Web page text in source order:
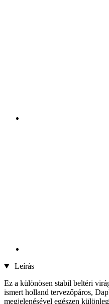
Leírás
Ez a különösen stabil beltéri
ismert holland tervezőpáros,
megjelenésével egészen